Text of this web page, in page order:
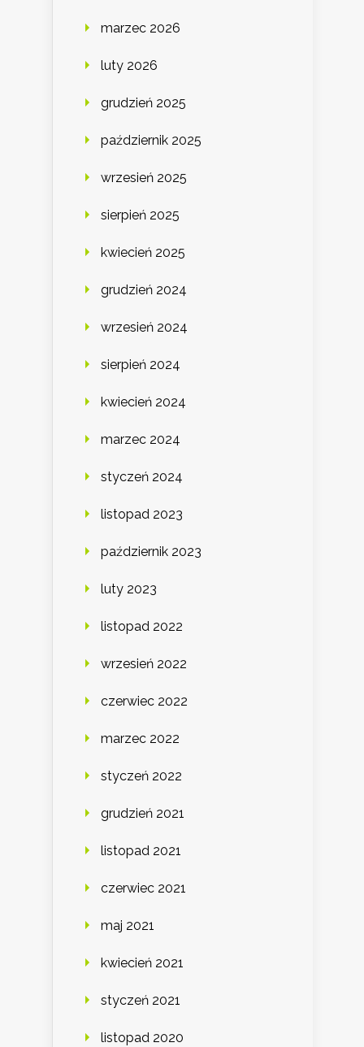
marzec 2026
luty 2026
grudzień 2025
październik 2025
wrzesień 2025
sierpień 2025
kwiecień 2025
grudzień 2024
wrzesień 2024
sierpień 2024
kwiecień 2024
marzec 2024
styczeń 2024
listopad 2023
październik 2023
luty 2023
listopad 2022
wrzesień 2022
czerwiec 2022
marzec 2022
styczeń 2022
grudzień 2021
listopad 2021
czerwiec 2021
maj 2021
kwiecień 2021
styczeń 2021
listopad 2020